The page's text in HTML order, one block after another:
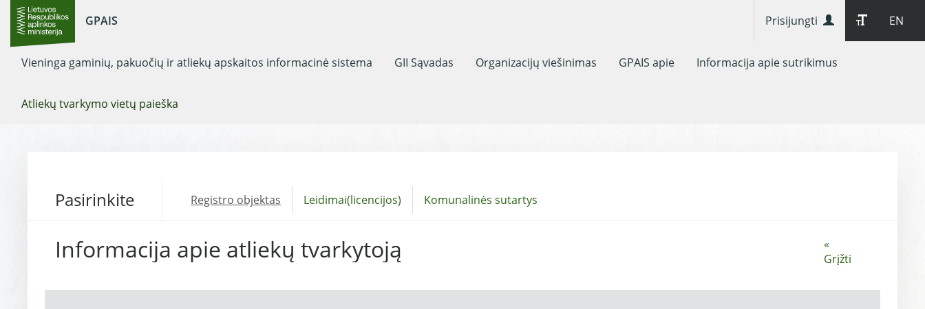
GPAIS EN
Prisijungti
Vieninga gaminių, pakuočių ir atliekų apskaitos informacinė sistema GII Sąvadas Organizacijų viešinimas GPAIS apie Informacija apie sutrikimus
Atliekų tvarkymo vietų paieška
Pasirinkite Registro objektas Leidimai(licencijos) Komunalinės sutartys
«
Grįžti
Informacija apie atliekų tvarkytoją